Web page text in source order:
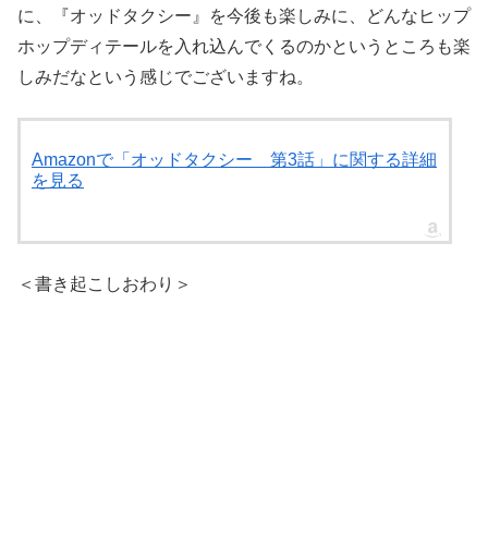
に、『オッドタクシー』を今後も楽しみに、どんなヒップ
ホップディテールを入れ込んでくるのかというところも楽
しみだなという感じでございますね。
Amazonで「オッドタクシー 第3話」に関する詳細
を見る
＜書き起こしおわり＞